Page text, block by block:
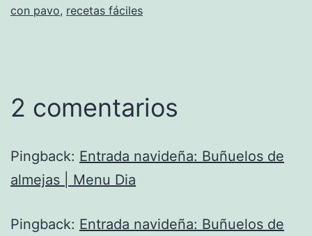
con pavo, recetas fáciles
2 comentarios
Pingback: Entrada navideña: Buñuelos de
almejas | Menu Dia
Pingback: Entrada navideña: Buñuelos de